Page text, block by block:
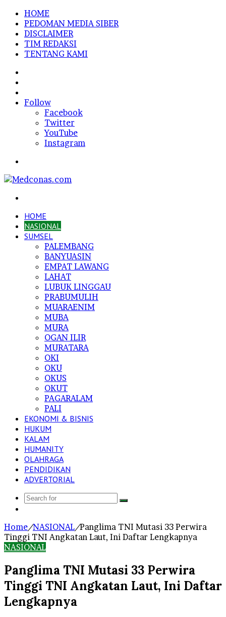
HOME
PEDOMAN MEDIA SIBER
DISCLAIMER
TIM REDAKSI
TENTANG KAMI
In
Follow
Facebook
Twitter
YouTube
Instagram
HOME
NASIONAL
SUMSEL
PALEMBANG
BANYUASIN
EMPAT LAWANG
LAHAT
LUBUK LINGGAU
PRABUMULIH
MUARAENIM
MUBA
MURA
OGAN ILIR
MURATARA
OKI
OKU
OKUS
OKUT
PAGARALAM
PALI
EKONOMI & BISNIS
HUKUM
KALAM
HUMANITY
OLAHRAGA
PENDIDIKAN
ADVERTORIAL
Search
Home/NASIONAL/Panglima TNI Mutasi 33 Perwira
Tinggi TNI Angkatan Laut, Ini Daftar Lengkapnya
NASIONAL
Panglima TNI Mutasi 33 Perwira
Tinggi TNI Angkatan Laut, Ini Daftar
Lengkapnya